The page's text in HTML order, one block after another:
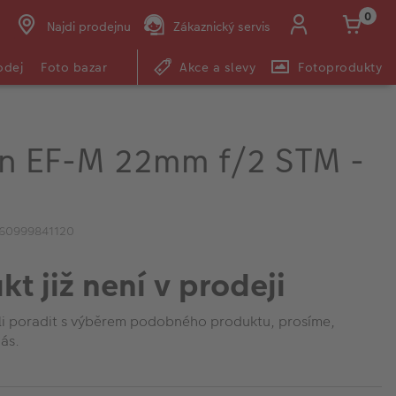
Najdi prodejnu Zákaznický servis
0
Foto bazar Akce a slevy Fotoprodukty
EF-M 22mm f/2 STM -
již není v prodeji
poradit s výběrem podobného produktu, prosíme,